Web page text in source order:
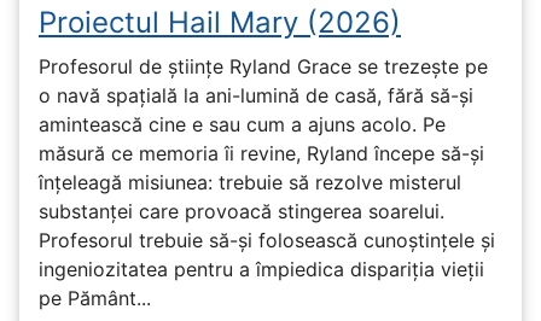
Proiectul Hail Mary (2026)
Profesorul de științe Ryland Grace se trezește pe
o navă spațială la ani-lumină de casă, fără să-și
amintească cine e sau cum a ajuns acolo. Pe
măsură ce memoria îi revine, Ryland începe să-și
înțeleagă misiunea: trebuie să rezolve misterul
substanței care provoacă stingerea soarelui.
Profesorul trebuie să-și folosească cunoștințele și
ingeniozitatea pentru a împiedica dispariția vieții
pe Pământ...